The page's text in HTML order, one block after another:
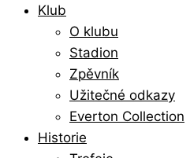
Klub
O klubu
Stadion
Zpěvník
Užitečné odkazy
Everton Collection
Historie